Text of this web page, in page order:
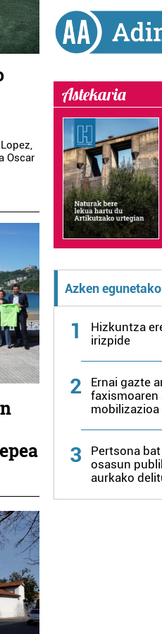
Oscar
Astekaria
Azken
1
Hizkuntza
irizpide
2
Ernai gazte
faxismoaren
3
Pertsona
osasun
aurkako